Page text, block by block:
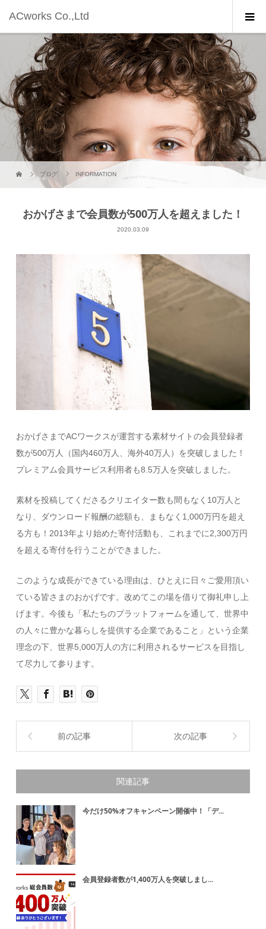
ACworks Co.,Ltd
ブログ INFORMATION
おかげさまで会員数が500万人を超えました！
2020.03.09
おかげさまでACワークスが運営する素材サイトの会員登録者
数が500万人（国内460万人、海外40万人）を突破しました！
プレミアム会員サービス利用者も8.5万人を突破しました。
素材を投稿してくださるクリエイター数も間もなく10万人と
なり、ダウンロード報酬の総額も、まもなく1,000万円を超え
る方も！2013年より始めた寄付活動も、これまでに2,300万円
を超える寄付を行うことができました。
このような成長ができている理由は、ひとえに日々ご愛用頂い
ている皆さまのおかげです。改めてこの場を借りて御礼申し上
げます。今後も「私たちのプラットフォームを通して、世界中
の人々に豊かな暮らしを提供する企業であること」という企業
理念の下、世界5,000万人の方に利用されるサービスを目指し
て尽力して参ります。
前の記事 次の記事
関連記事
今だけ50%オフキャンペーン開催中！「デ...
会員登録者数が1,400万人を突破しまし...